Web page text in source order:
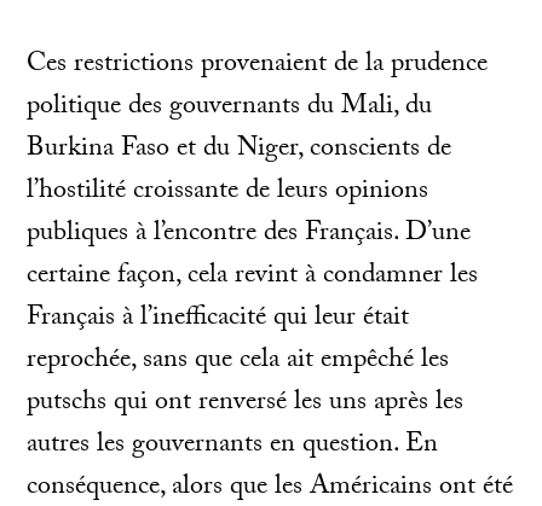
Ces restrictions provenaient de la prudence
politique des gouvernants du Mali, du
Burkina Faso et du Niger, conscients de
l’hostilité croissante de leurs opinions
publiques à l’encontre des Français. D’une
certaine façon, cela revint à condamner les
Français à l’inefficacité qui leur était
reprochée, sans que cela ait empêché les
putschs qui ont renversé les uns après les
autres les gouvernants en question. En
conséquence, alors que les Américains ont été